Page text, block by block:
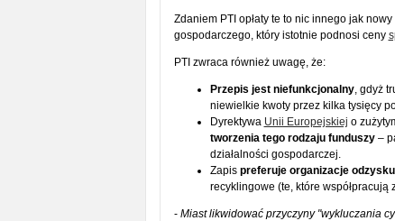
Zdaniem PTI opłaty te to nic innego jak
gospodarczego, który istotnie podnosi ceny
PTI zwraca również uwagę, że:
Przepis jest niefunkcjonalny, gdyż
niewielkie kwoty przez kilka tysięcy
Dyrektywa Unii Europejskiej o
tworzenia tego rodzaju funduszy–
działalności gospodarczej.
Zapis preferuje organizacje odzysku
recyklingowe (te, które współpracują
- Miast likwidować przyczyny "wykluczania